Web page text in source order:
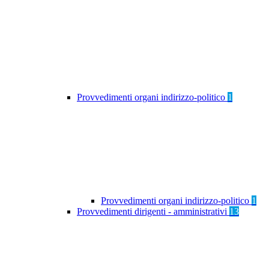
Provvedimenti organi indirizzo-politico 1
Provvedimenti organi indirizzo-politico 1
Provvedimenti dirigenti - amministrativi 13